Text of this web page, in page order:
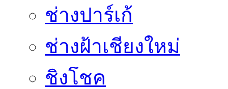
ช่างปาร์เก้
ช่างฝ้าเชียงใหม่
ชิงโชค